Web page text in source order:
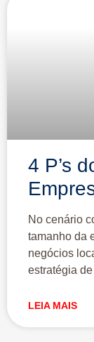
4 P’s
No cenário
tamanho da
negócios
estratégia
LEIA MAIS